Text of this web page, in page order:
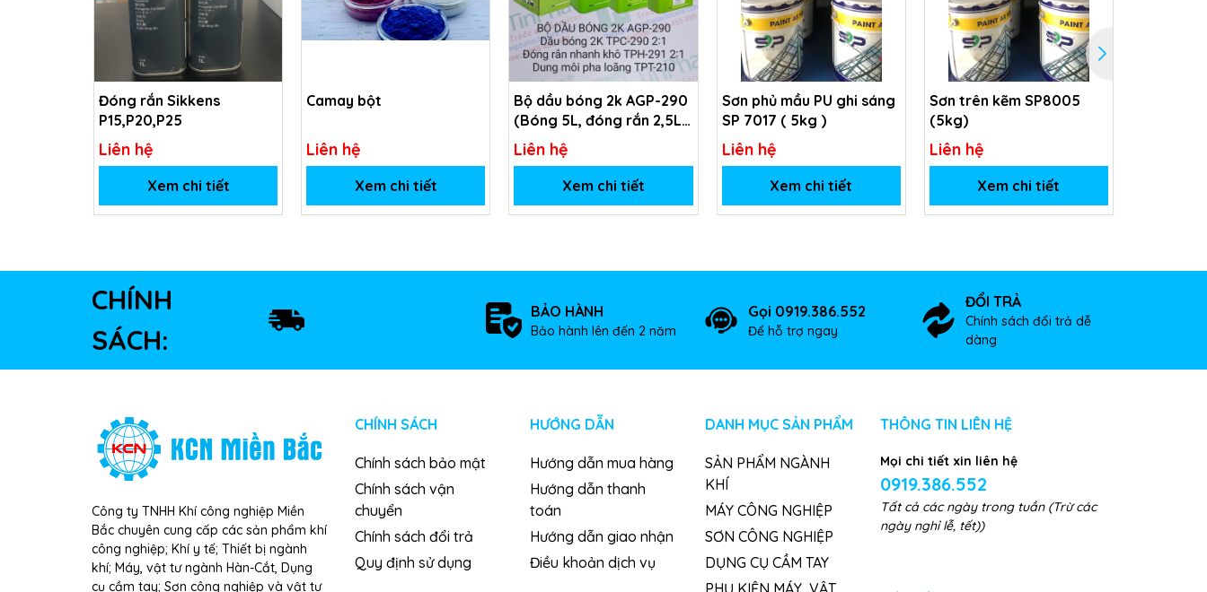
Đóng rắn Sikkens
P15,P20,P25
Liên hệ
Xem chi tiết
Camay bột
Liên hệ
Xem chi tiết
Bộ dầu bóng 2k AGP-290
(Bóng 5L, đóng rắn 2,5L,
dung môi 1L)
Liên hệ
Xem chi tiết
Sơn phủ mầu PU ghi sáng
SP 7017 ( 5kg )
Liên hệ
Xem chi tiết
Sơn trên kẽm SP8005
(5kg)
Liên hệ
Xem chi tiết
CHÍNH
SÁCH:
BẢO HÀNH
Bảo hành lên đến 2 năm
Gọi 0919.386.552
Để hỗ trợ ngay
ĐỔI TRẢ
Chính sách đổi trả dễ
dàng
Công ty TNHH Khí công nghiệp Miền
Bắc chuyên cung cấp các sản phẩm khí
công nghiệp; Khí y tế; Thiết bị ngành
khí; Máy, vật tư ngành Hàn-Cắt, Dụng
cụ cầm tay; Sơn công nghiệp và vật tư
CHÍNH SÁCH
Chính sách bảo mật
Chính sách vận
chuyển
Chính sách đổi trả
Quy định sử dụng
HƯỚNG DẪN
Hướng dẫn mua hàng
Hướng dẫn thanh
toán
Hướng dẫn giao nhận
Điều khoản dịch vụ
DANH MỤC SẢN PHẨM
SẢN PHẨM NGÀNH
KHÍ
MÁY CÔNG NGHIỆP
SƠN CÔNG NGHIỆP
DỤNG CỤ CẦM TAY
THÔNG TIN LIÊN HỆ
Mọi chi tiết xin liên hệ
0919.386.552
Tất cả các ngày trong tuần (Trừ các
ngày nghỉ lễ, tết))